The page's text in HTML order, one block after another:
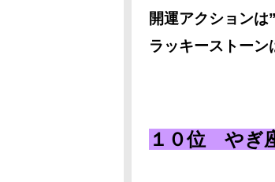
開運アクションは
ラッキーストーン
１０位 やぎ